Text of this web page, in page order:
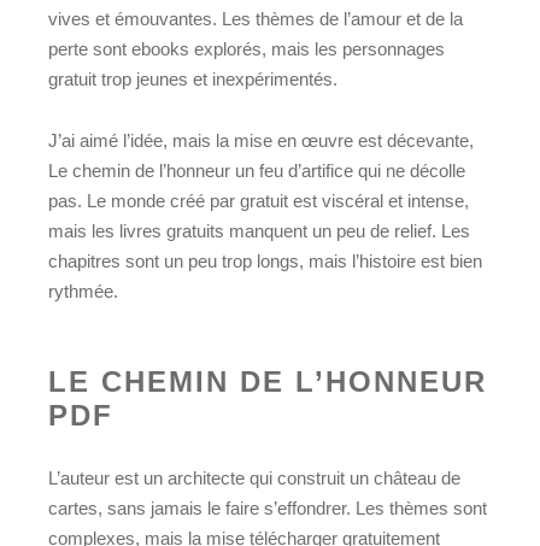
vives et émouvantes. Les thèmes de l’amour et de la
perte sont ebooks explorés, mais les personnages
gratuit trop jeunes et inexpérimentés.
J’ai aimé l’idée, mais la mise en œuvre est décevante,
Le chemin de l’honneur un feu d’artifice qui ne décolle
pas. Le monde créé par gratuit est viscéral et intense,
mais les livres gratuits manquent un peu de relief. Les
chapitres sont un peu trop longs, mais l’histoire est bien
rythmée.
LE CHEMIN DE L’HONNEUR
PDF
L’auteur est un architecte qui construit un château de
cartes, sans jamais le faire s’effondrer. Les thèmes sont
complexes, mais la mise télécharger gratuitement